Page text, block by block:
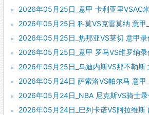
2026年05月25日_意甲 卡利亚里VSAC米兰录像_
2026年05月25日 科莫VS克雷莫纳 意甲_
2026年05月25日_热那亚VS莱切 意甲录像_
2026年05月25日_意甲 罗马VS维罗纳录像_
2026年05月25日_乌迪内斯VS那不勒斯 意甲录像
2026年05月24日 萨索洛VS帕尔马 意甲_全
2026年05月24日_NBA 尼克斯VS骑士录像_
2026年05月24日_巴列卡诺VS阿拉维斯 西甲录像